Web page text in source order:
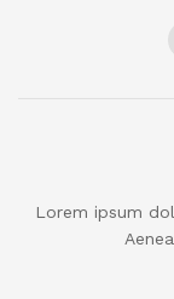
Lorem ipsum